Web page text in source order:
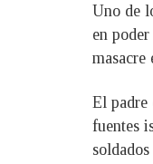
Uno de
en
masacre
El padre
fuentes